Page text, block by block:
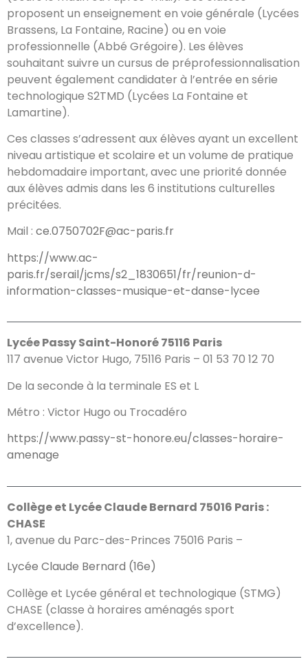
proposent un enseignement en voie générale (Lycées
Brassens, La Fontaine, Racine) ou en voie
professionnelle (Abbé Grégoire). Les élèves
souhaitant suivre un cursus de préprofessionnalisation
peuvent également candidater à l’entrée en série
technologique S2TMD (Lycées La Fontaine et
Lamartine).
Ces classes s’adressent aux élèves ayant un excellent
niveau artistique et scolaire et un volume de pratique
hebdomadaire important, avec une priorité donnée
aux élèves admis dans les 6 institutions culturelles
précitées.
Mail : ce.0750702F@ac-paris.fr
https://www.ac-
paris.fr/serail/jcms/s2_1830651/fr/reunion-d-
information-classes-musique-et-danse-lycee
Lycée Passy Saint-Honoré 75116 Paris
117 avenue Victor Hugo, 75116 Paris – 01 53 70 12 70
De la seconde à la terminale ES et L
Métro : Victor Hugo ou Trocadéro
https://www.passy-st-honore.eu/classes-horaire-
amenage
Collège et Lycée Claude Bernard 75016 Paris :
CHASE
1, avenue du Parc-des-Princes 75016 Paris –
Lycée Claude Bernard (16e)
Collège et Lycée général et technologique (STMG)
CHASE (classe à horaires aménagés sport
d’excellence).